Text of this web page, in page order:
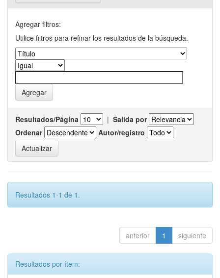
Agregar filtros:
Utilice filtros para refinar los resultados de la búsqueda.
Resultados/Página | Salida por
Ordenar
Autor/registro
Resultados 1-1 de 1.
anterior 1 siguiente
Resultados por ítem: